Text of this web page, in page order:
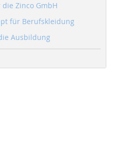
Zinco GmbH
für Berufskleidung
Ausbildung